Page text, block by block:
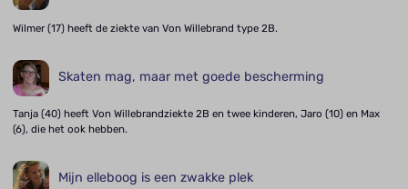
Wilmer (17) heeft de ziekte van Von Willebrand type 2B.
Skaten mag, maar met goede bescherming
Tanja (40) heeft Von Willebrandziekte 2B en twee kinderen, Jaro (10) en Max
(6), die het ook hebben.
Mijn elleboog is een zwakke plek